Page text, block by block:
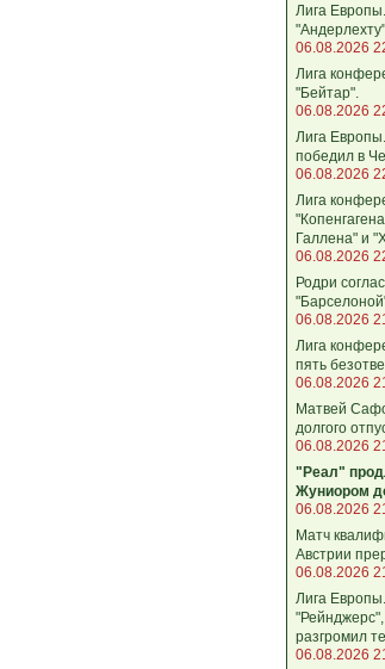
Лига
06.08.2026
Лига
"Бейтар".
06.08.2026
Лига
победил в
06.08.2026
Лига
Галлена" и
06.08.2026
Родри
06.08.2026
Лига
пять
06.08.2026
Матвей
долгого
06.08.2026
"Реал"
Жуниором
06.08.2026
Матч
Австрии
06.08.2026
Лига
разгромил
06.08.2026